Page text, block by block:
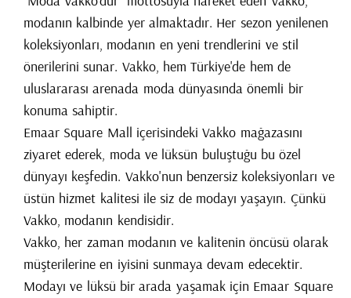
modanın kalbinde yer almaktadır. Her sezon yenilenen
koleksiyonları, modanın en yeni trendlerini ve stil
önerilerini sunar. Vakko, hem Türkiye'de hem de
uluslararası arenada moda dünyasında önemli bir
konuma sahiptir.
Emaar Square Mall içerisindeki Vakko mağazasını
ziyaret ederek, moda ve lüksün buluştuğu bu özel
dünyayı keşfedin. Vakko'nun benzersiz koleksiyonları ve
üstün hizmet kalitesi ile siz de modayı yaşayın. Çünkü
Vakko, modanın kendisidir.
Vakko, her zaman modanın ve kalitenin öncüsü olarak
müşterilerine en iyisini sunmaya devam edecektir.
Modayı ve lüksü bir arada yaşamak için Emaar Square